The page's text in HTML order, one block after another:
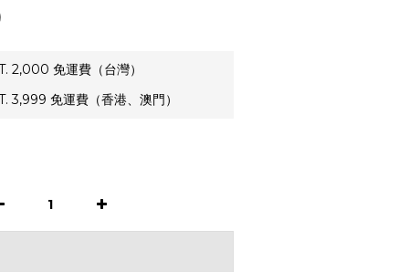
2,000 免運費（台灣）
3,999 免運費（香港、澳門）